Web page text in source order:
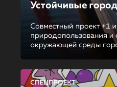
Устойчивые
Совместный проект +1
природопользования и
окружающей среды
СПЕЦПРОЕКТ